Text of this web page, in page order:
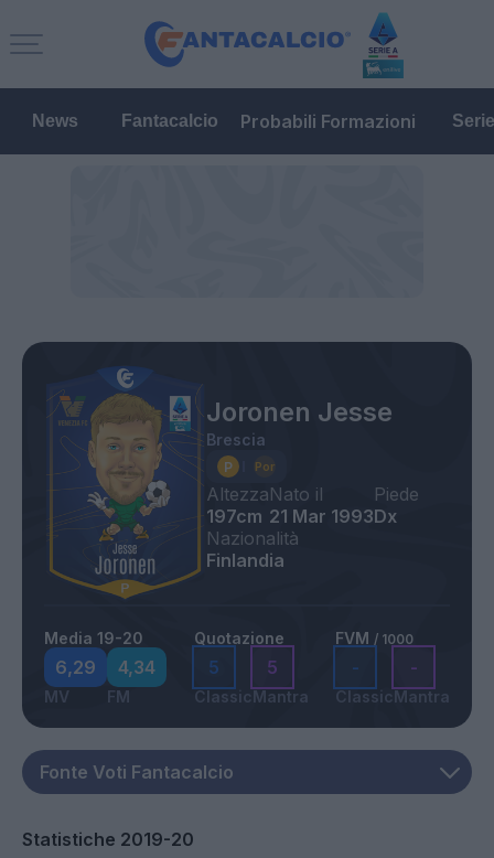
News Fantacalcio Probabili Formazioni
Joronen Jesse
Brescia
Altezza
197cm
Nato il
21 Mar 1993
Piede
Dx
Nazionalità
Finlandia
Media 19-20
6,29
MV
4,34
FM
Quotazione
5
Classic
5
Mantra
FVM / 1000
-
Classic
-
Mantra
Statistiche 2019-20